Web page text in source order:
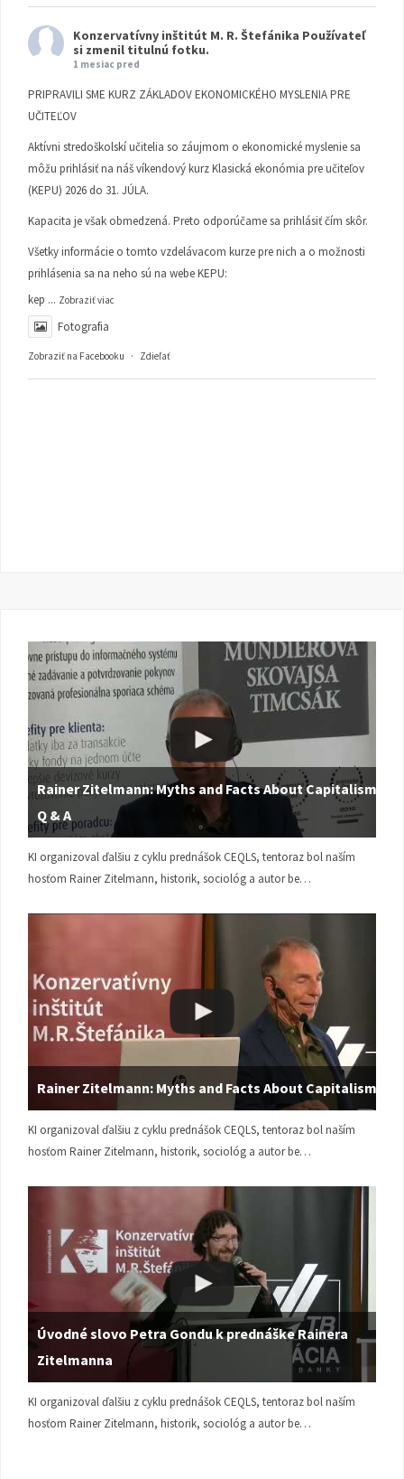
Konzervatívny inštitút M. R. Štefánika Používateľ
si zmenil titulnú fotku.
1 mesiac pred
PRIPRAVILI SME KURZ ZÁKLADOV EKONOMICKÉHO MYSLENIA PRE
UČITEĽOV
Aktívni stredoškolskí učitelia so záujmom o ekonomické myslenie sa
môžu prihlásiť na náš víkendový kurz Klasická ekonómia pre učiteľov
(KEPU) 2026 do 31. JÚLA.
Kapacita je však obmedzená. Preto odporúčame sa prihlásiť čím skôr.
Všetky informácie o tomto vzdelávacom kurze pre nich a o možnosti
prihlásenia sa na neho sú na webe KEPU:
kep ... Zobraziť viac
Fotografia
Zobraziť na Facebooku · Zdieľať
Rainer Zitelmann: Myths and Facts About Capitalism |
Q & A
KI organizoval ďalšiu z cyklu prednášok CEQLS, tentoraz bol naším
hosťom Rainer Zitelmann, historik, sociológ a autor be…
Rainer Zitelmann: Myths and Facts About Capitalism
KI organizoval ďalšiu z cyklu prednášok CEQLS, tentoraz bol naším
hosťom Rainer Zitelmann, historik, sociológ a autor be…
Úvodné slovo Petra Gondu k prednáške Rainera
Zitelmanna
KI organizoval ďalšiu z cyklu prednášok CEQLS, tentoraz bol naším
hosťom Rainer Zitelmann, historik, sociológ a autor be…